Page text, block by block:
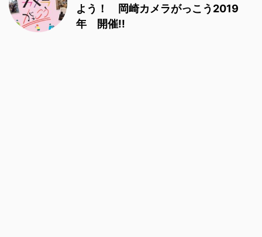
よう！ 岡崎カメラがっこう2019
年 開催!!